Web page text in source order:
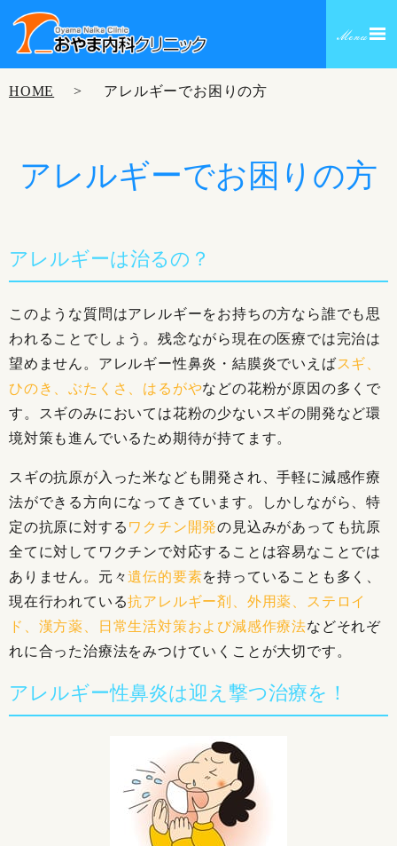
HOME アレルギーでお困りの方
アレルギーでお困りの方
アレルギーは治るの？
このような質問はアレルギーをお持ちの方なら誰でも思
われることでしょう。残念ながら現在の医療では完治は
望めません。アレルギー性鼻炎・結膜炎でいえばスギ、
ひのき、ぶたくさ、はるがやなどの花粉が原因の多くで
す。スギのみにおいては花粉の少ないスギの開発など環
境対策も進んでいるため期待が持てます。
スギの抗原が入った米なども開発され、手軽に減感作療
法ができる方向になってきています。しかしながら、特
定の抗原に対する ワクチン開発の見込みがあっても抗原
全てに対してワクチンで対応することは容易なことでは
ありません。元々遺伝的要素を持っていることも多く、
現在行われている抗アレルギー剤、外用薬、ステロイ
ド、漢方薬、日常生活対策および減感作療法などそれぞ
れに合った治療法をみつけていくことが大切です。
アレルギー性鼻炎は迎え撃つ治療を！